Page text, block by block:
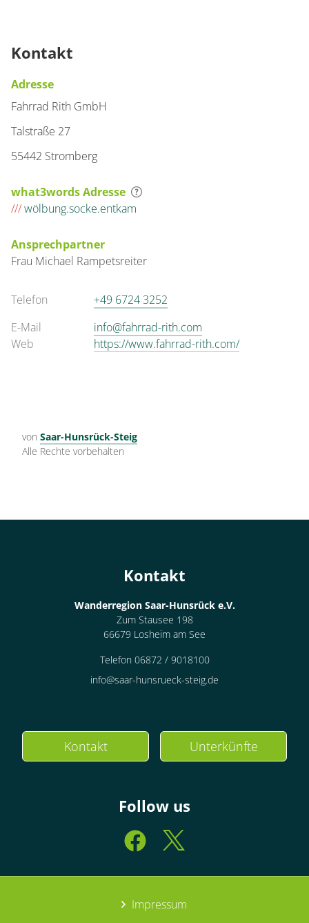
Kontakt
Adresse
Fahrrad Rith GmbH
Talstraße 27
55442 Stromberg
what3words Adresse
///wölbung.socke.entkam
Ansprechpartner
Frau Michael Rampetsreiter
Telefon
+49 6724 3252
E-Mail
info@fahrrad-rith.com
Web
https://www.fahrrad-rith.com/
von Saar-Hunsrück-Steig
Alle Rechte vorbehalten
Kontakt
Wanderregion Saar-Hunsrück e.V.
Zum Stausee 198
66679 Losheim am See
Telefon 06872 / 9018100
info@saar-hunsrueck-steig.de
Kontakt Unterkünfte
Follow us
Impressum